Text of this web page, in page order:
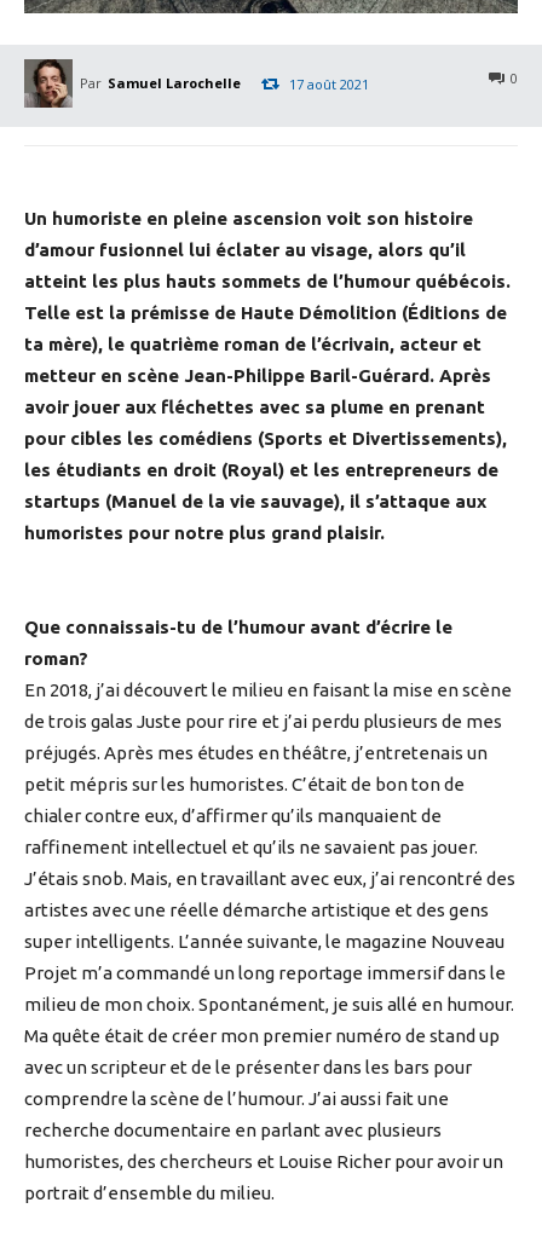
Par Samuel Larochelle 0
17 août 2021
Un humoriste en pleine ascension voit son histoire
d’amour fusionnel lui éclater au visage, alors qu’il
atteint les plus hauts sommets de l’humour québécois.
Telle est la prémisse de Haute Démolition (Éditions de
ta mère), le quatrième roman de l’écrivain, acteur et
metteur en scène Jean-Philippe Baril-Guérard. Après
avoir jouer aux fléchettes avec sa plume en prenant
pour cibles les comédiens (Sports et Divertissements),
les étudiants en droit (Royal) et les entrepreneurs de
startups (Manuel de la vie sauvage), il s’attaque aux
humoristes pour notre plus grand plaisir.
Que connaissais-tu de l’humour avant d’écrire le
roman?
En 2018, j’ai découvert le milieu en faisant la mise en scène
de trois galas Juste pour rire et j’ai perdu plusieurs de mes
préjugés. Après mes études en théâtre, j’entretenais un
petit mépris sur les humoristes. C’était de bon ton de
chialer contre eux, d’affirmer qu’ils manquaient de
raffinement intellectuel et qu’ils ne savaient pas jouer.
J’étais snob. Mais, en travaillant avec eux, j’ai rencontré des
artistes avec une réelle démarche artistique et des gens
super intelligents. L’année suivante, le magazine Nouveau
Projet m’a commandé un long reportage immersif dans le
milieu de mon choix. Spontanément, je suis allé en humour.
Ma quête était de créer mon premier numéro de stand up
avec un scripteur et de le présenter dans les bars pour
comprendre la scène de l’humour. J’ai aussi fait une
recherche documentaire en parlant avec plusieurs
humoristes, des chercheurs et Louise Richer pour avoir un
portrait d’ensemble du milieu.